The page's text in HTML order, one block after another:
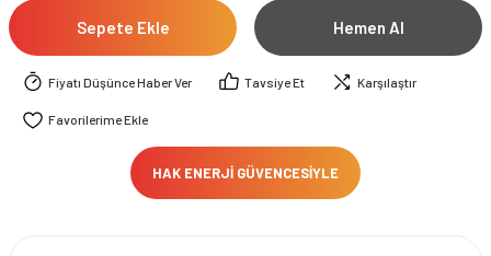
Sepete Ekle Hemen Al
Fiyatı Düşünce Haber Ver Tavsiye Et Karşılaştır
HAK ENERJİ GÜVENCESİYLE